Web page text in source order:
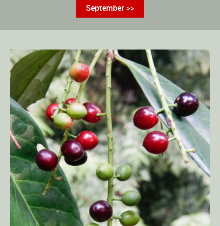
September >>